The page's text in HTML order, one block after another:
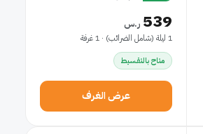
539 ر.س
1 ليلة (شامل الضرائب) · 1 غرفة
متاح بالتقسيط
عرض الغرف